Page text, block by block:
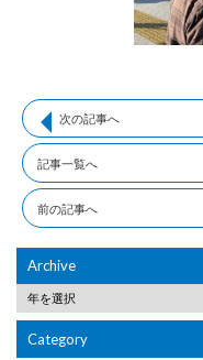
次の記事へ
記事一覧へ
前の記事へ
Archive
Category